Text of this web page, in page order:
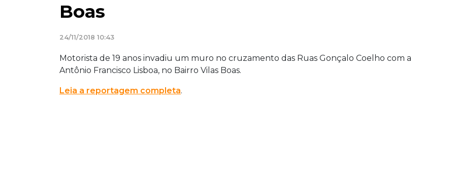
Boas
24/11/2018 10:43
Motorista de 19 anos invadiu um muro no cruzamento das Ruas Gonçalo Coelho com a
Antônio Francisco Lisboa, no Bairro Vilas Boas.
Leia a reportagem completa.